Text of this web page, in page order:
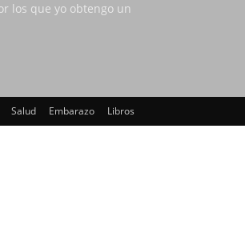
los que yo obtengo un
Salud Embarazo Libros